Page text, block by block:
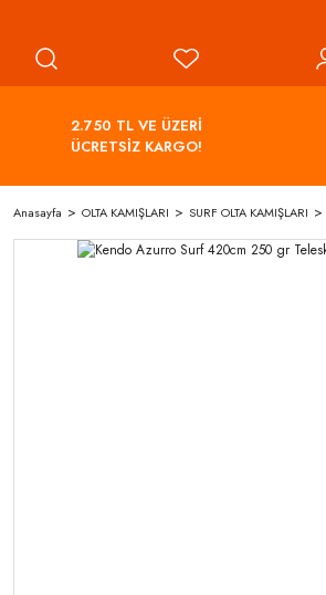
2.750 TL VE ÜZERİ
ÜCRETSİZ KARGO!
Anasayfa OLTA KAMIŞLARI SURF OLTA KAMIŞLARI